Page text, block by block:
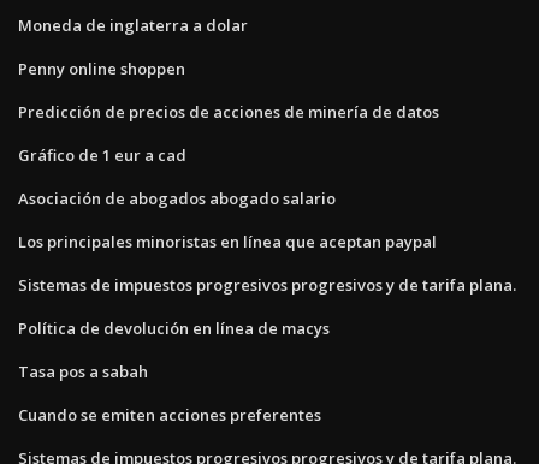
Moneda de inglaterra a dolar
Penny online shoppen
Predicción de precios de acciones de minería de datos
Gráfico de 1 eur a cad
Asociación de abogados abogado salario
Los principales minoristas en línea que aceptan paypal
Sistemas de impuestos progresivos progresivos y de tarifa plana.
Política de devolución en línea de macys
Tasa pos a sabah
Cuando se emiten acciones preferentes
Sistemas de impuestos progresivos progresivos y de tarifa plana.